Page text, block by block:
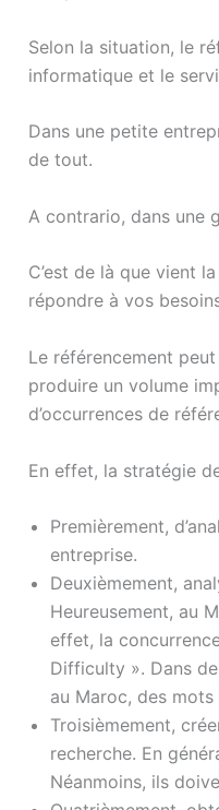
Selon la situation, le
informatique et le
Dans une petite
de tout.
A contrario, dans une
C’est de là que vient
répondre à vos
Le référencement
produire un volume
d’occurrences de
En effet, la stratégie
Premièrement,
entreprise.
Deuxièmement,
Heureusement, au
effet, la
Difficulty ». Dans
au Maroc, des
Troisièmement,
recherche. En
Néanmoins, ils